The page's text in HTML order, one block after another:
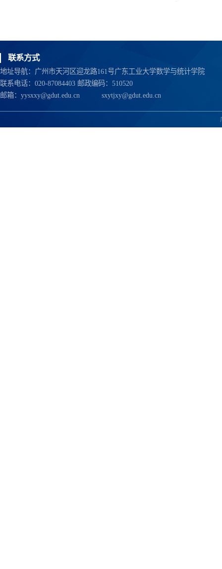
联系方式
地址导航：广州市天河区迎龙路161号广东工业大学数学与统计学院
联系电话：020-87084403 邮政编码：510520
邮箱： yysxxy@gdut.edu.cn sxytjxy@gdut.edu.cn